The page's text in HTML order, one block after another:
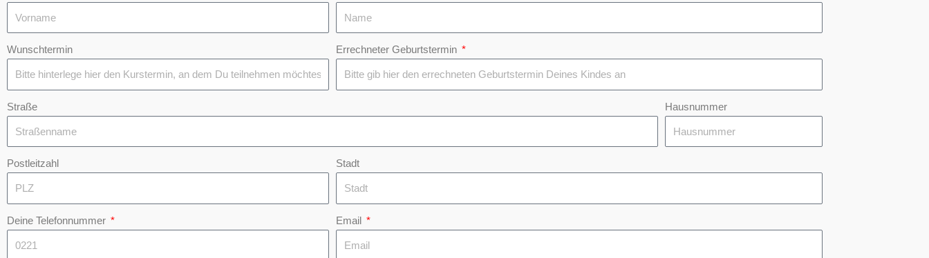
Wunschtermin Errechneter Geburtstermin
Straße Hausnummer
Postleitzahl Stadt
Deine Telefonnummer Email